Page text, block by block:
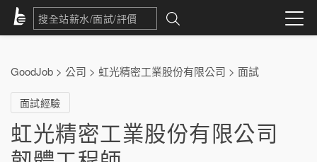
GoodJob > 公司 > 虹光精密工業股份有限公司 > 面試
面試經驗
虹光精密工業股份有限公司